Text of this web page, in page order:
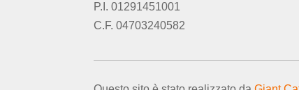
P.I. 01291451001
C.F. 04703240582